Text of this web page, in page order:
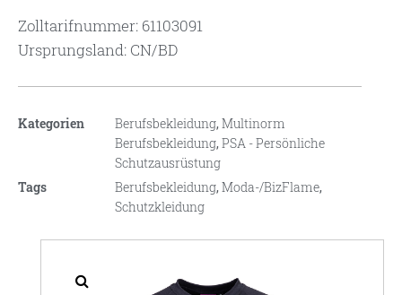
Zolltarifnummer: 61103091
Ursprungsland: CN/BD
Kategorien Berufsbekleidung,Multinorm
Berufsbekleidung,PSA - Persönliche
Schutzausrüstung
Tags
Berufsbekleidung,Moda-/BizFlame,
Schutzkleidung